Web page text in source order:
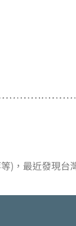
)，最近發現台